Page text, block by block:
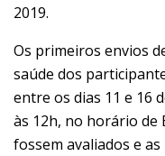
2019.
Os primeiros envios
saúde dos
entre os dias 11 e 16
às 12h, no horário de
fossem avaliados e